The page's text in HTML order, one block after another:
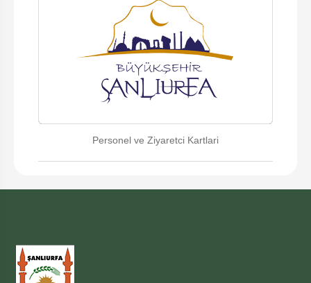
Personel ve Ziyaretci Kartlari